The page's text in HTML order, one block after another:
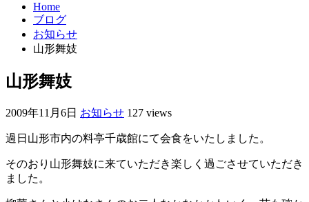
Home
ブログ
お知らせ
山形舞妓
山形舞妓
2009年11月6日 お知らせ 127 views
過日山形市内の料亭千歳館にて会食をいたしました。
そのおり山形舞妓に来ていただき楽しく過ごさせていただき
ました。